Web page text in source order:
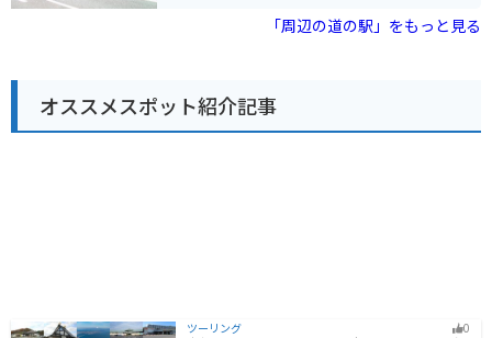
月山御膳や、月山高原ミルクを使用したソフトクリーム
ょう。 周辺には、月山神社や、ブナの原生林が広がる姥
ヶ岳など、自然豊かな観光スポットが点在しています。
お土産には、月山産のきのこや山菜などの特産品がおす
「周辺の道の駅」をもっと見る
オススメスポット紹介記事
ツーリング 0